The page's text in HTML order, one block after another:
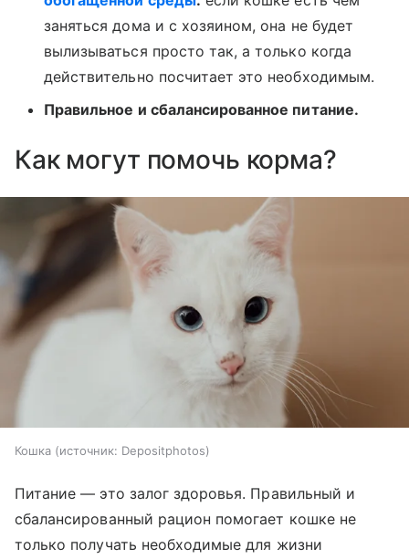
заняться дома и с хозяином, она не будет
вылизываться просто так, а только когда
действительно посчитает это необходимым.
Правильное и сбалансированное питание.
Как могут помочь корма?
Кошка источник: Depositphotos
Питание — это залог здоровья. Правильный и
сбалансированный рацион помогает кошке не
только получать необходимые для жизни